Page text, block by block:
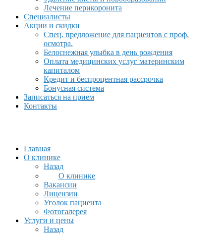
Лечение перикоронита
Специалисты
Акции и скидки
Спец. предложение для пациентов с проф.
осмотра.
Белоснежная улыбка в день рождения
Оплата медицинских услуг материнским
капиталом
Кредит и беспроцентная рассрочка
Бонусная система
Записаться на прием
Контакты
Главная
О клинике
Назад
О клинике
Вакансии
Лицензии
Уголок пациента
Фотогалерея
Услуги и цены
Назад